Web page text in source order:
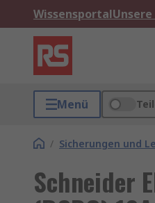
Wissensportal
Menü
/ Sicherungen und
Schneider